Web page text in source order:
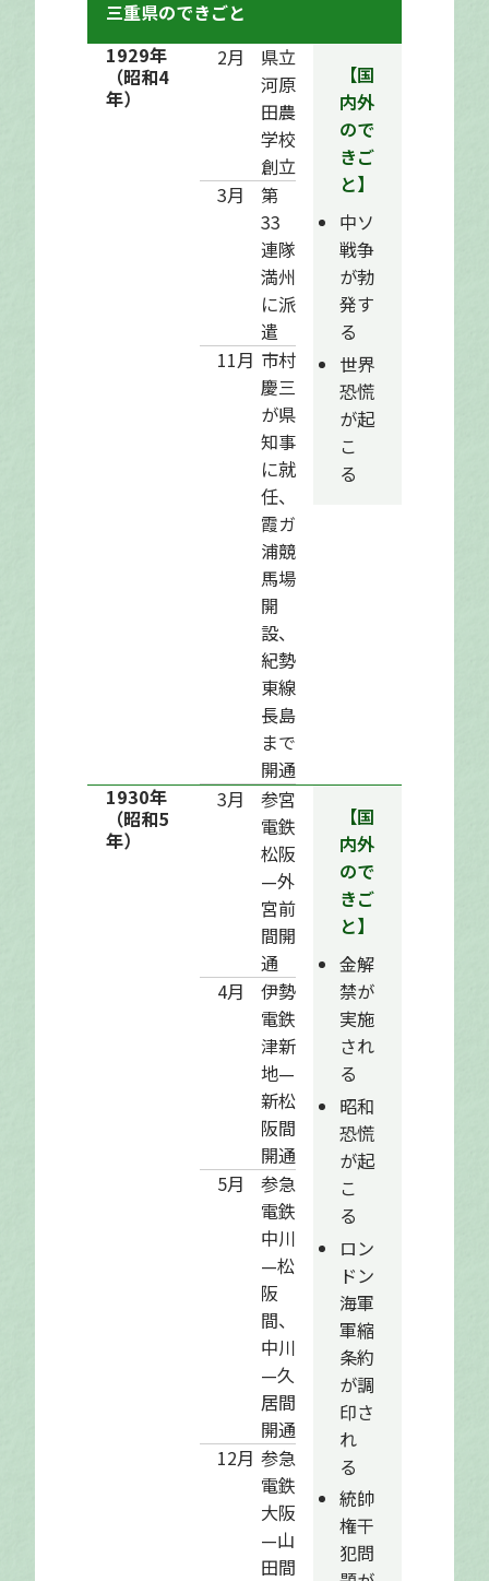
三重県のできごと
1929年
（昭和4
年）
2月
県立
河原
田農
学校
創立
3月
第
33
連隊
満州
に派
遣
11月 市村
慶三
が県
知事
に就
任、
霞ガ
浦競
馬場
開
設、
紀勢
東線
長島
まで
開通
【国
内外
ので
きご
と】
中ソ
戦争
が勃
発す
る
世界
恐慌
が起
こ
る
1930年
（昭和5
年）
3月
参宮
電鉄
松阪
—外
宮前
間開
通
4月
伊勢
電鉄
津新
地—
新松
阪間
開通
5月
参急
電鉄
中川
—松
阪
間、
中川
—久
居間
開通
12月 参急
電鉄
大阪
—山
田間
【国
内外
ので
きご
と】
金解
禁が
実施
され
る
昭和
恐慌
が起
こ
る
ロン
ドン
海軍
軍縮
条約
が調
印さ
れ
る
統帥
権干
犯問